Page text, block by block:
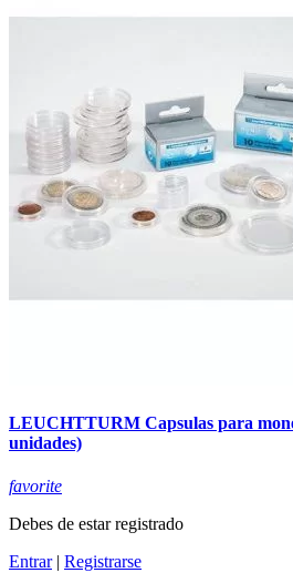
LEUCHTTURM Capsulas para
unidades)
favorite
Debes de estar registrado
Entrar| Registrarse